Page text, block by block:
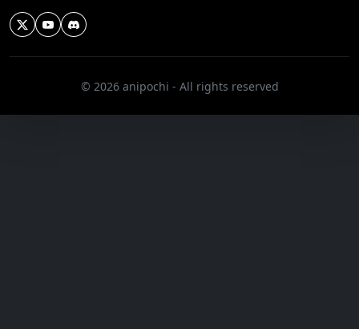
© 2026 anipochi - All rights reserved